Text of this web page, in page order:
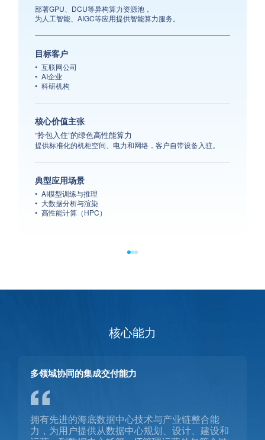
部署GPU、DCU等异构算力资源池，
为人工智能、AIGC等应用提供智能算力服务。
目标客户
互联网公司
AI企业
科研机构
核心价值主张
“拎包入住”的绿色高性能算力
提供标准化的机柜空间、电力和网络，客户自带设备入驻。
典型应用场景
AI模型训练与推理
大数据分析与渲染
高性能计算（HPC）
核心能力
多领域协同的集成交付能力
拥有先进的海底数据中心技术与产业链整合能
力，为用户提供从数据中心规划、设计、建设和